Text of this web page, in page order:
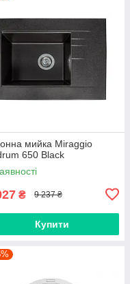
мийка Miraggio
650 Black
₴ 9 237 ₴
Купити